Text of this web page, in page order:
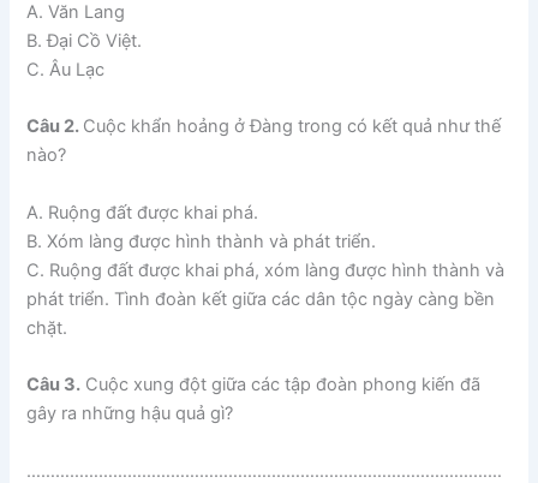
A. Văn Lang
B. Đại Cồ Việt.
C. Âu Lạc
Câu 2. Cuộc khẩn hoảng ở Đàng trong có kết quả như thế
nào?
A. Ruộng đất được khai phá.
B. Xóm làng được hình thành và phát triển.
C. Ruộng đất được khai phá, xóm làng được hình thành và
phát triển. Tình đoàn kết giữa các dân tộc ngày càng bền
chặt.
Câu 3. Cuộc xung đột giữa các tập đoàn phong kiến đã
gây ra những hậu quả gì?
………………………………………………………………………………………